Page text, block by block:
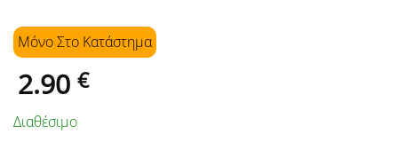
Μόνο Στo Κατάστημα
2.90 €
Διαθέσιμο